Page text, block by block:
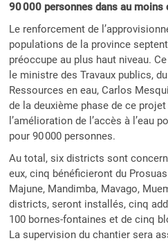
90 000 personnes dans au
Le renforcement de
populations de la province
préoccupe au plus haut niveau.
le ministre des Travaux publics,
Ressources en eau, Carlos
de la deuxième phase de ce
l’amélioration de l’accès à l’eau
pour 90 000 personnes.
Au total, six districts sont
eux, cinq bénéficieront du
Majune, Mandimba, Mavago,
districts, seront installés, cinq
100 bornes-fontaines et de cinq
La supervision du chantier sera